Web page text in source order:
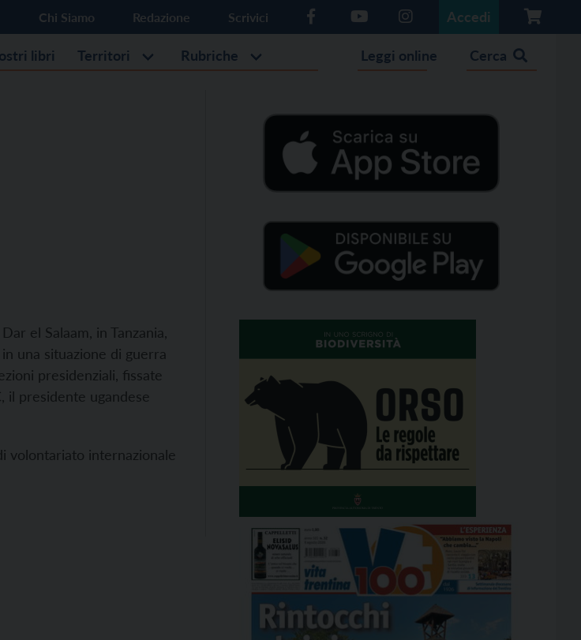
Chi Siamo Redazione Scrivici Accedi
libri Territori Rubriche Leggi online Cerca
el Salaam, in Tanzania,
una situazione di guerra
presidenziali, fissate
il presidente ugandese
volontariato internazionale